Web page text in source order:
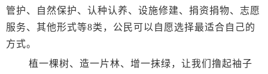
管护、自然保护、认种认养、设施修建、捐资捐物、志愿
服务、其他形式等8类，公民可以自愿选择最适合自己的
方式。
植一棵树、造一片林、增一抹绿，让我们撸起袖子